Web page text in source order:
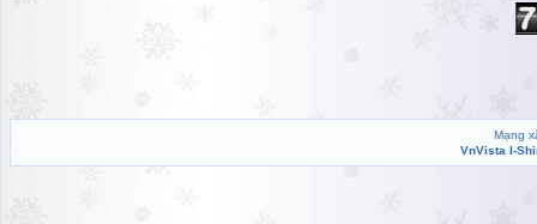
Mạng
VnVista I-